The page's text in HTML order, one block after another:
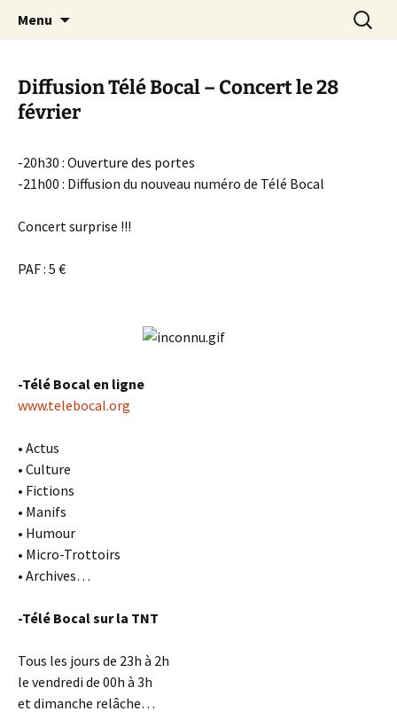
Canal Marches
Menu
Diffusion Télé Bocal – Concert le 28
février
-20h30 : Ouverture des portes
-21h00 : Diffusion du nouveau numéro de Télé Bocal
Concert surprise !!!
PAF : 5 €
-Télé Bocal en ligne
www.telebocal.org
• Actus
• Culture
• Fictions
• Manifs
• Humour
• Micro-Trottoirs
• Archives…
-Télé Bocal sur la TNT
Tous les jours de 23h à 2h
le vendredi de 00h à 3h
et dimanche relâche…